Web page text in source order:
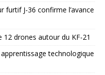
furtif J-36 confirme l’avance
12 drones autour du KF-21
technologique